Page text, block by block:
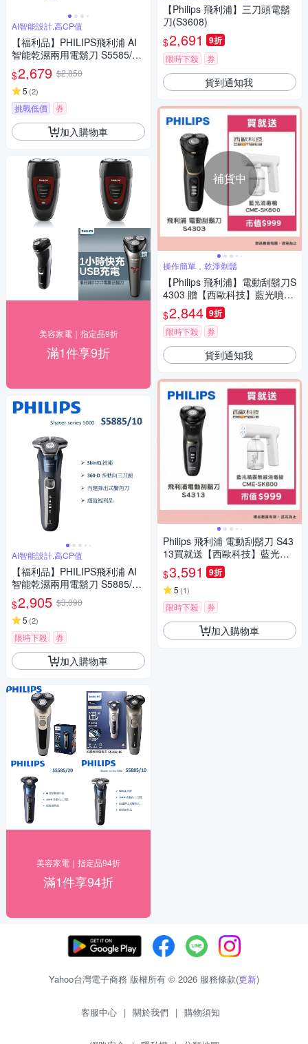
AI智能設計,高CP值
【福利品】PHILIPS飛利浦 AI
智能乾濕兩用電鬍刀 S5585/20
(一年保固)
$2,679 $2,850
5 (2)
挑戰低價 券
加入購物車
美容家電｜指定品9折
滿1件享9折
AI智能設計,高CP值
【福利品】PHILIPS飛利浦 AI
智能乾濕兩用電鬍刀 S5885/10
(一年保固)
$2,905 $3,090
5 (2)
限時下殺 券
加入購物車
美容家電｜指定品94折
滿1件享94折
【Philips 飛利浦】三刀頭電鬍
刀(S3608)
$2,691 9折
限時下殺 券
貨到通知我
補貨中
操作簡單，乾淨剃鬚
【Philips 飛利浦】電動刮鬍刀S
4303 贈【西歐科技】藍光噴霧
無線消毒槍CME-SK800
$2,844 9折
限時下殺 券
貨到通知我
Philips 飛利浦 電動刮鬍刀 S43
13買就送【西歐科技】藍光噴
霧無線消毒槍CME-SK800
$3,591 9折
5 (1)
限時下殺 券
加入購物車
Yahoo台灣電子商務 版權所有 © 2026 服務條款(更新)
客服中心 | 關於我們 | 購物須知